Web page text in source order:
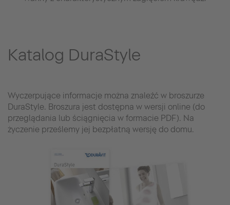
Katalog DuraStyle
Wyczerpujące informacje można znaleźć w broszurze
DuraStyle. Broszura jest dostępna w wersji online (do
przeglądania lub ściągnięcia w formacie PDF). Na
życzenie prześlemy jej bezpłatną wersję do domu.